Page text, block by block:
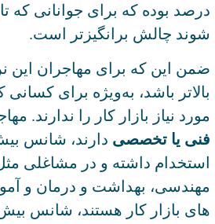
درصد بوده که برای جوانانی که
شوند چالش ‌برانگیزتر است.
ضمن این که برای مهاجران
بالاتر باشد، به‌ویژه برای کسانی
مورد نیاز بازار کار را ندارند.
فنی یا تخصصی دارند، شانس
استخدام داشته و در مشاغلی
مهندسی، بهداشت و درمان و
های بازار کار هستند، شانس